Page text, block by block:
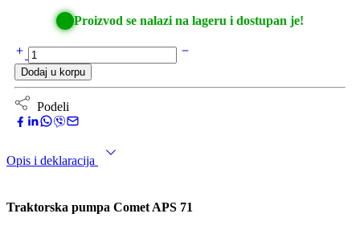
Proizvod se nalazi na lageru i dostupan je!
Dodaj u korpu
Podeli
Opis i deklaracija
Traktorska pumpa Comet APS 71